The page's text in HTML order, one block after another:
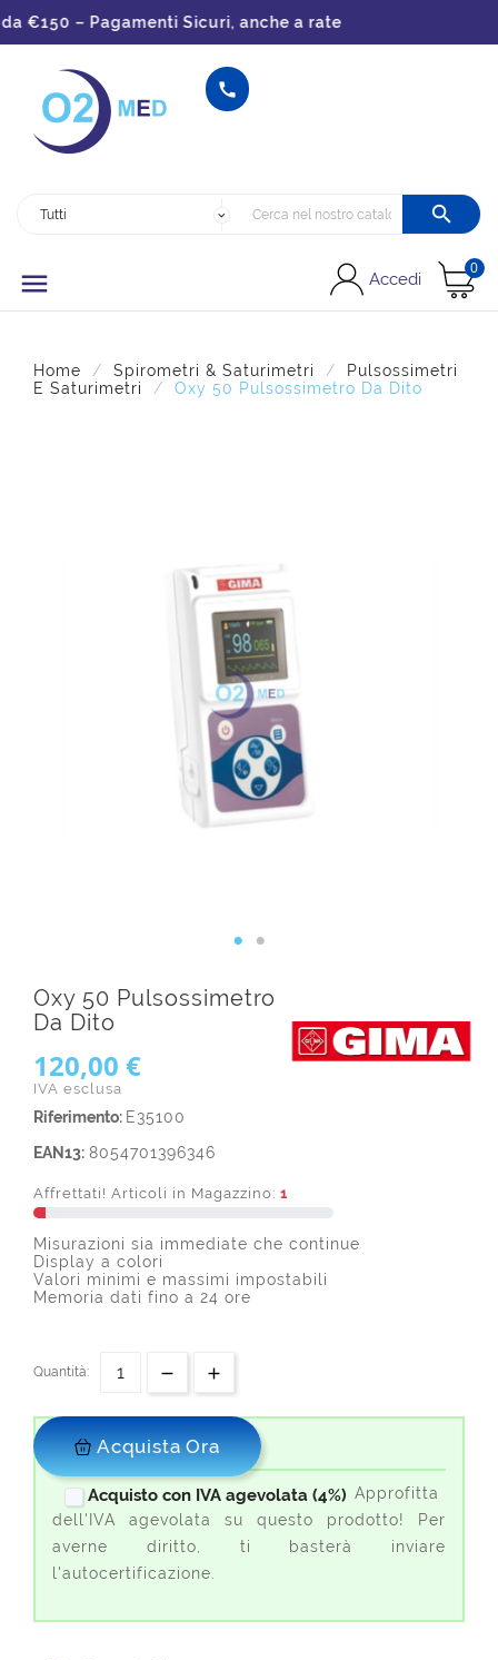
– Pagamenti Sicuri, anche a rate


 Accedi
0
Home Spirometri & Saturimetri
Pulsossimetri
E Saturimetri
Oxy 50 Pulsossimetro Da Dito
Oxy 50 Pulsossimetro
Da Dito
120,00 €
IVA esclusa
Riferimento: E35100
EAN13: 8054701396346
Affrettati! Articoli in Magazzino: 1
Misurazioni sia immediate che continue
Display a colori
Valori minimi e massimi impostabili
Memoria dati fino a 24 ore
Quantità:
Acquista Ora
Acquisto con IVA agevolata (4%) Approfitta
dell'IVA agevolata su questo prodotto! Per
averne diritto, ti basterà inviare
l'autocertificazione.